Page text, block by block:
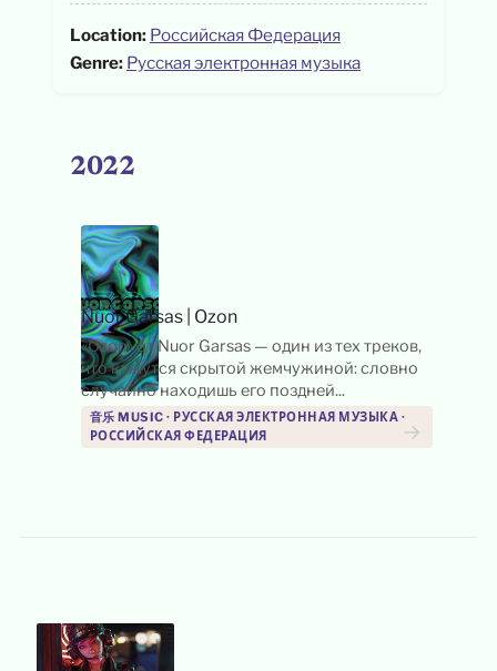
Location: Российская Федерация
Genre: Русская электронная музыка
2022
Nuor Garsas Ozon
«Ozon» от Nuor Garsas — один из тех треков,
что кажутся скрытой жемчужиной: словно
случайно находишь его поздней...
音乐 MUSIC · РУССКАЯ ЭЛЕКТРОННАЯ МУЗЫКА ·
РОССИЙСКАЯ ФЕДЕРАЦИЯ
→